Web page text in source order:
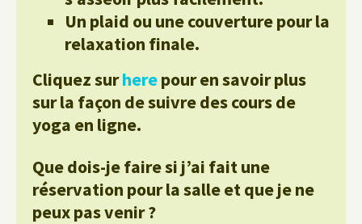
Un plaid ou une couverture pour la
relaxation finale.
Cliquez surherepour en savoir plus
sur la façon de suivre des cours de
yoga en ligne.
Que dois-je faire si j’ai fait une
réservation pour la salle et que je ne
peux pas venir ?